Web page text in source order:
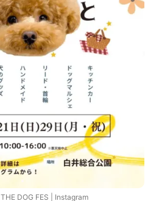
THE DOG FES | Instagram